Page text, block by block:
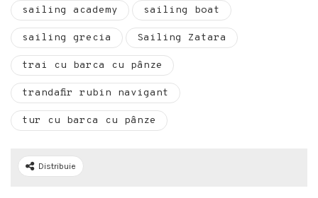
sailing academy sailing boat
sailing grecia Sailing Zatara
trai cu barca cu pânze
trandafir rubin navigant
tur cu barca cu pânze
Distribuie